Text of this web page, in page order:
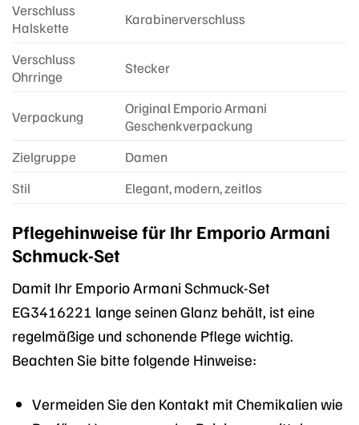
Verschluss
Halskette
Karabinerverschluss
Verschluss
Ohrringe
Stecker
Verpackung
Original Emporio Armani
Geschenkverpackung
Zielgruppe
Damen
Stil
Elegant, modern, zeitlos
Pflegehinweise für Ihr Emporio Armani
Schmuck-Set
Damit Ihr Emporio Armani Schmuck-Set
EG3416221 lange seinen Glanz behält, ist eine
regelmäßige und schonende Pflege wichtig.
Beachten Sie bitte folgende Hinweise:
Vermeiden Sie den Kontakt mit Chemikalien wie